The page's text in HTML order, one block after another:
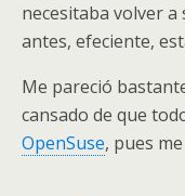
necesitaba volver
antes, efeciente,
Me pareció
cansado de que
OpenSuse, pues